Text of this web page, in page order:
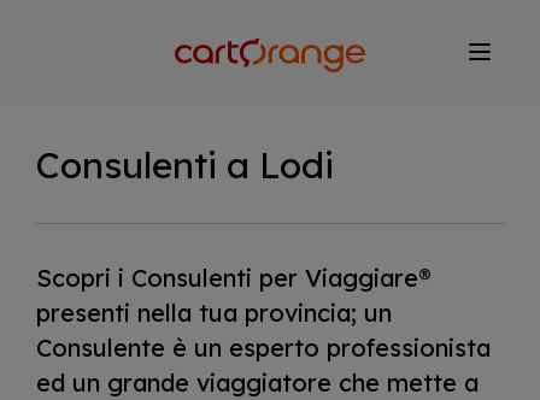
Consulenti a Lodi
Scopri i Consulenti per Viaggiare®
presenti nella tua provincia; un
Consulente è un esperto professionista
ed un grande viaggiatore che mette a